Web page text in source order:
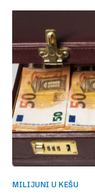
MILIJUNI U KEŠU